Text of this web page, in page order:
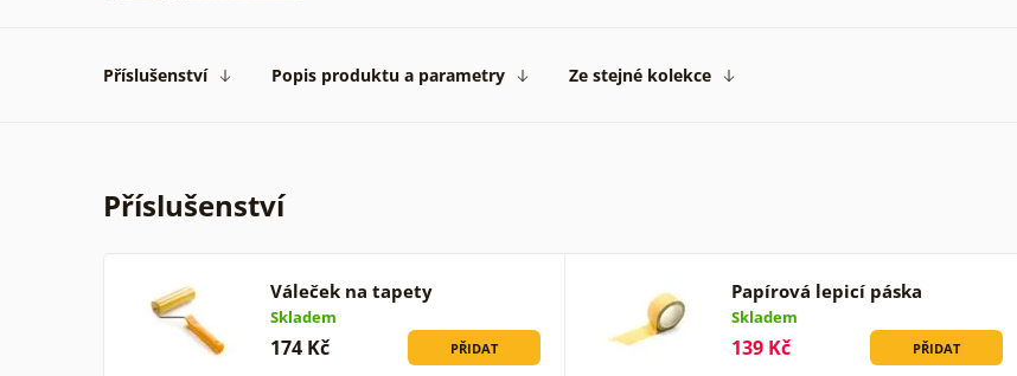
Příslušenství Popis produktu a parametry Ze stejné kolekce
Příslušenství
Váleček na tapety
Skladem
174 Kč PŘIDAT
Papírová lepicí páska
Skladem
139 Kč PŘIDAT